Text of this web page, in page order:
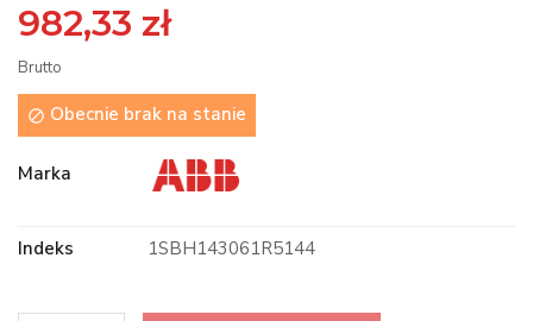
982,33 zł
Brutto
 Obecnie brak na stanie
Marka
Indeks 1SBH143061R5144